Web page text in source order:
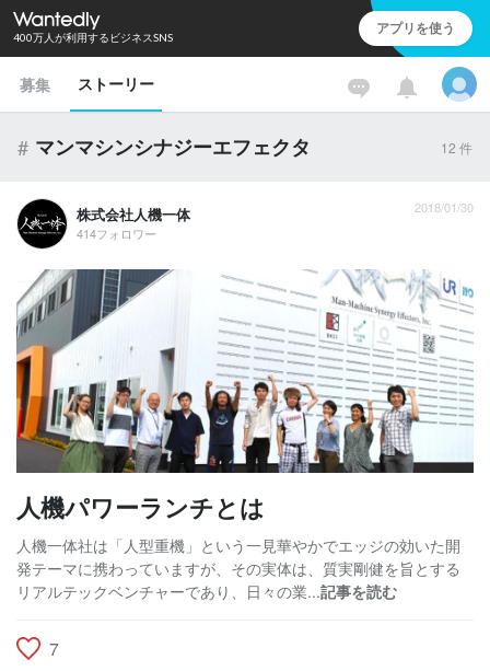
400万人が利用するビジネスSNS アプリを使う
募集 ストーリー
# マンマシンシナジーエフェクタ 12 件
株式会社人機一体
414フォロワー
2018/01/30
人機パワーランチとは
人機一体社は「人型重機」という一見華やかでエッジの効いた開
発テーマに携わっていますが、その実体は、質実剛健を旨とする
リアルテックベンチャーであり、日々の業...記事を読む
7